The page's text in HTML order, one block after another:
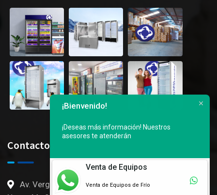
Contactos
Av. Vergeles, 3er callejon Ingresado por Mall del
¡Bienvenido!
¡Deseas más información! Nuestros
asesores te atenderán
Venta de Equipos
Venta de Equipos de Frío